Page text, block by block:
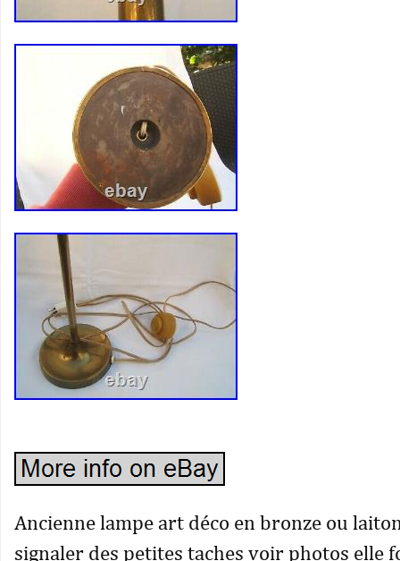
Ancienne lampe art déco en bronze ou
signaler des petites taches voir photos elle